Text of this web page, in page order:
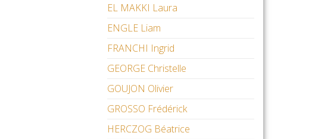
EL MAKKI Laura
ENGLE Liam
FRANCHI Ingrid
GEORGE Christelle
GOUJON Olivier
GROSSO Frédérick
HERCZOG Béatrice